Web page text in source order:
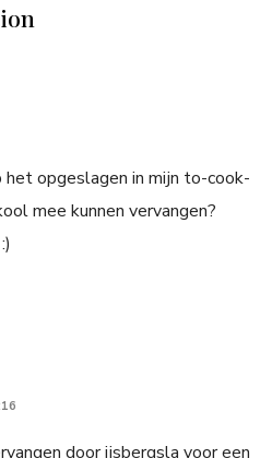
opgeslagen in mijn to-cook-
mee kunnen vervangen?
door ijsbergsla voor een